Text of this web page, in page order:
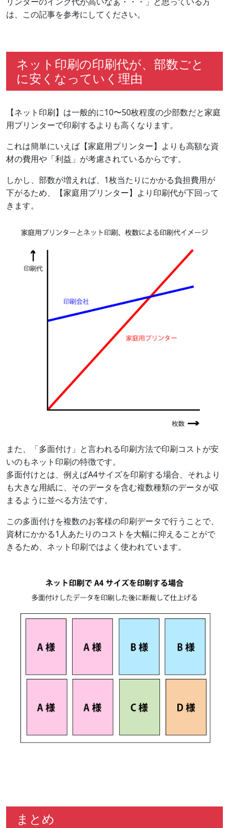
は、この記事を参考にしてください。
ネット印刷の印刷代が、部数ごと
に安くなっていく理由
【ネット印刷】は一般的に10〜50枚程度の少部数だと家庭
用プリンターで印刷するよりも高くなります。
これは簡単にいえば【家庭用プリンター】よりも高額な資
材の費用や「利益」が考慮されているからです。
しかし、部数が増えれば、1枚当たりにかかる負担費用が
下がるため、【家庭用プリンター】より印刷代が下回って
きます。
また、「多面付け」と言われる印刷方法で印刷コストが安
いのもネット印刷の特徴です。
多面付けとは、例えばA4サイズを印刷する場合、それより
も大きな用紙に、そのデータを含む複数種類のデータが収
まるように並べる方法です。
この多面付けを複数のお客様の印刷データで行うことで、
資材にかかる1人あたりのコストを大幅に抑えることがで
きるため、ネット印刷ではよく使われています。
まとめ